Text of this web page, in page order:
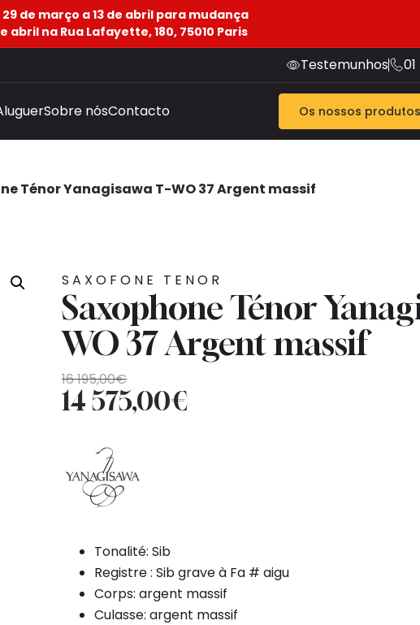
de março a 13 de abril para mudança
abril na Rua Lafayette, 180, 75010 Paris
Testemunhos
Sobre nósContacto Os nossos produtos
Ténor Yanagisawa T-WO 37 Argent massif
SAXOFONE TENOR
Saxophone Ténor
WO 37 Argent massif
16 195,00€
O
preço
195,00€.
14 575,00€
O
preço
575,00€.
Tonalité: Sib
Registre : Sib grave à Fa # aigu
Corps: argent massif
Culasse: argent massif